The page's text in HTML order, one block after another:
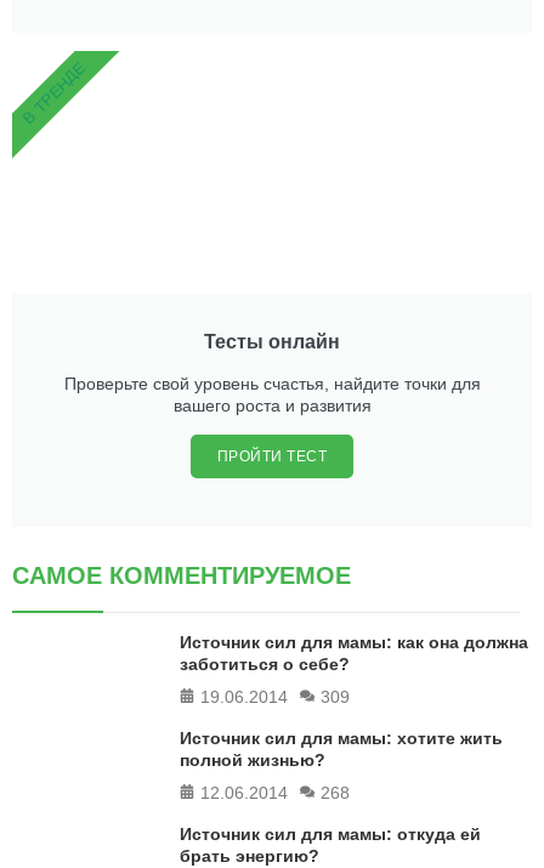
Тесты онлайн
Проверьте свой уровень счастья, найдите точки для
вашего роста и развития
ПРОЙТИ ТЕСТ
В ТРЕНДЕ
САМОЕ КОММЕНТИРУЕМОЕ
Источник сил для мамы: как она должна
заботиться о себе?
19.06.2014
309
Источник сил для мамы: хотите жить
полной жизнью?
12.06.2014
268
Источник сил для мамы: откуда ей
брать энергию?